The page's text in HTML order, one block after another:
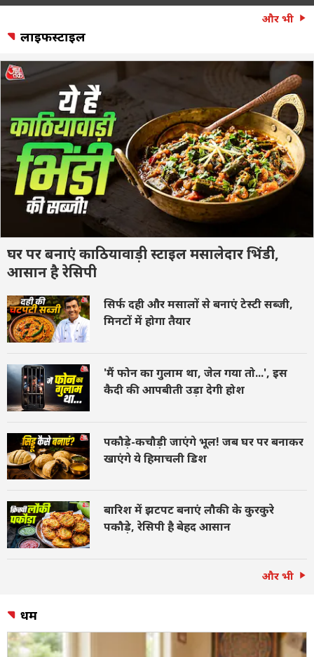
और भी
लाइफस्टाइल
घर पर बनाएं काठियावाड़ी स्टाइल मसालेदार भिंडी,
आसान है रेसिपी
सिर्फ दही और मसालों से बनाएं टेस्टी सब्जी,
मिनटों में होगा तैयार
'मैं फोन का गुलाम था, जेल गया तो...', इस
कैदी की आपबीती उड़ा देगी होश
पकौड़े-कचौड़ी जाएंगे भूल! जब घर पर बनाकर
खाएंगे ये हिमाचली डिश
बारिश में झटपट बनाएं लौकी के कुरकुरे
पकौड़े, रेसिपी है बेहद आसान
और भी
धर्म